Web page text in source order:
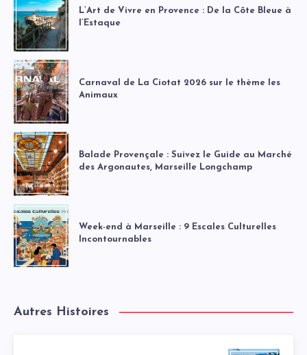
L’Art de Vivre en Provence : De la Côte Bleue à
l’Estaque
Carnaval de La Ciotat 2026 sur le thème les
Animaux
Balade Provençale : Suivez le Guide au Marché
des Argonautes, Marseille Longchamp
Week-end à Marseille : 9 Escales Culturelles
Incontournables
Autres Histoires